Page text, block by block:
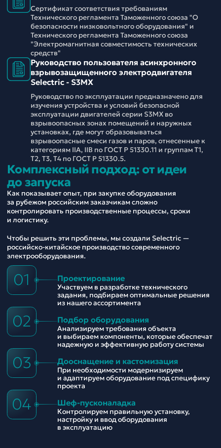
Сертификат соответствия требованиям
Технического регламента Таможенного союза "О
безопасности низковольтного оборудования" и
Технического регламента Таможенного союза
"Электромагнитная совместимость технических
средств"
Руководство пользователя асинхронного
взрывозащищенного электродвигателя
Selectric - S3MX
Руководство по эксплуатации предназначено для
изучения устройства и условий безопасной
эксплуатации двигателей серии S3MX во
взрывоопасных зонах помещений и наружных
установках, где могут образовываться
взрывоопасные смеси газов и паров, отнесенные к
категориям IIА, IIВ по ГОСТ Р 51330.11 и группам Т1,
Т2, T3, Т4 по ГОСТ Р 51330.5.
Комплексный подход: от идеи
до запуска
Как показывает опыт, при закупке оборудования
за рубежом российским заказчикам сложно
контролировать производственные процессы, сроки
и логистику.
Чтобы решить эти проблемы, мы создали Selectric —
российско-китайское производство современного
электрооборудования.
01 Проектирование
Участвуем в разработке технического
задания, подбираем оптимальные решения
из нашего ассортимента
02 Подбор оборудования
Анализируем требования объекта
и выбираем компоненты, которые обеспечат
надежную и эффективную работу системы
03 Дооснащение и кастомизация
При необходимости модернизируем
и адаптируем оборудование под специфику
проекта
04 Шеф-пусконаладка
Контролируем правильную установку,
настройку и ввод оборудования
в эксплуатацию